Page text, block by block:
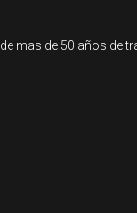
mas de 50 años de